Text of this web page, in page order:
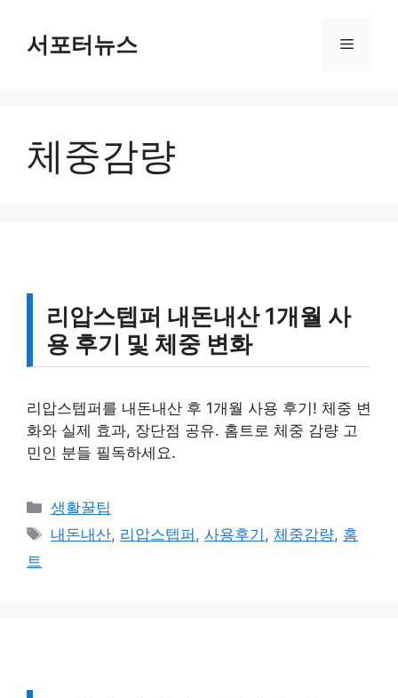
서포터뉴스 메
체중감량
리압스텝퍼 내돈내산 1개월 사
용 후기 및 체중 변화
리압스텝퍼를 내돈내산 후 1개월 사용 후기! 체중 변
화와 실제 효과, 장단점 공유. 홈트로 체중 감량 고
민인 분들 필독하세요.
카
테
생활꿀팁
태
내돈내산, 리압스텝퍼 ,사용후기 ,체중감량, 홈
트